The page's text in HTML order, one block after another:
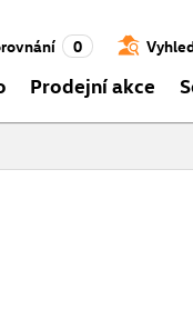
0
Prodejní akce